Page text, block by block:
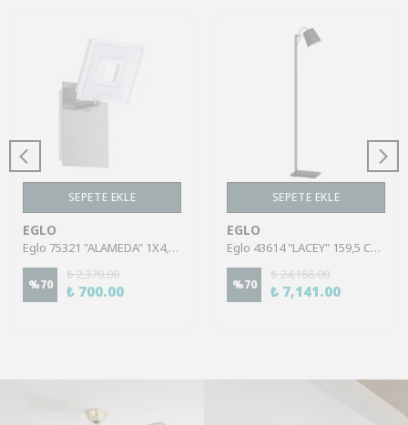
SEPETE EKLE
EGLO
Eglo 75321 "ALAMEDA" 1X4,5W Çelik Nikel Mat Sıva Üstü Spot
%70
₺ 2,370.00
₺ 700.00
SEPETE EKLE
EGLO
Eglo 43614 "LACEY" 159,5 Cm Yüksekliğinde Çelik, Ahşap Köşe Lambası Lambader
%70
₺ 24,166.00
₺ 7,141.00